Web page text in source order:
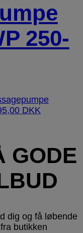
250-
DKK
GODE
dig og få løbende
butikken